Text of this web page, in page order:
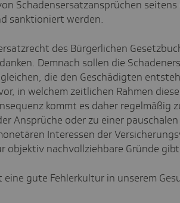
Schadensersatzansprüchen seitens
sanktioniert werden.
des Bürgerlichen
Demnach sollen die
die den Geschädigten
in welchem zeitlichen Rahmen
kommt es daher regelmäßig
Ansprüche oder zu einer
Interessen der
objektiv nachvollziehbare Gründe
eine gute Fehlerkultur in unserem